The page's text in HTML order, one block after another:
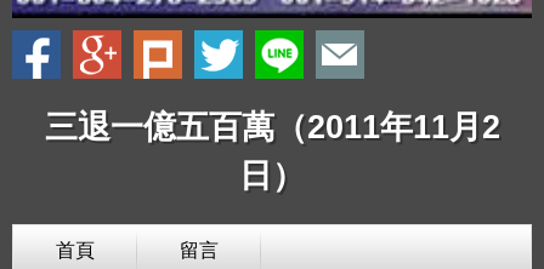
三退一億五百萬（2011年11月2
日）
首頁 留言